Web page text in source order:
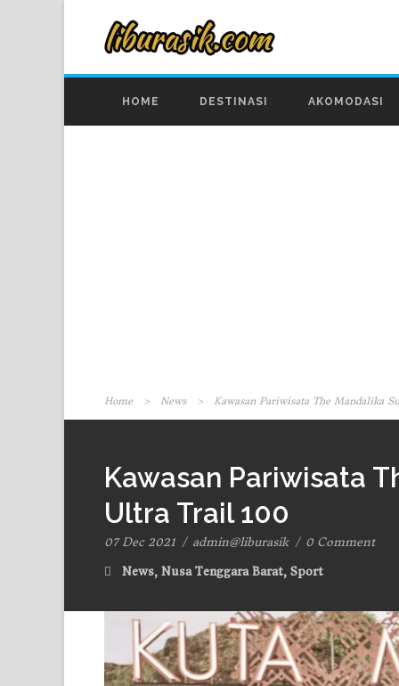
HOME DESTINASI AKOMODASI
Home > News > Kawasan Pariwisata The Mandalika
Kawasan Pariwisata
Ultra Trail 100
07 Dec 2021 / admin@liburasik / 0 Comment
News, Nusa Tenggara Barat, Sport